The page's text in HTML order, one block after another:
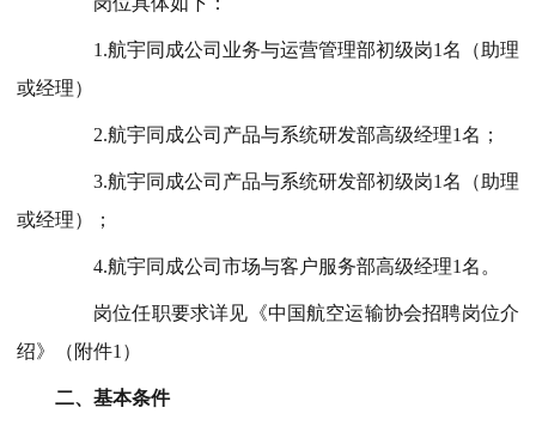
1.航宇同成公司业务与运营管理部初级岗1名（助理
或经理）
2.航宇同成公司 产品与系统研发部高级经理1名 ；
3.航宇同成公司 产品与系统研发部初级岗1名（助理
或经理）；
4.航宇同成公司市场与客户服务部高级经理1名 。
岗位任职要求详见《中国航空运输协会招聘岗位介
绍》（附件1）
二、基本条件